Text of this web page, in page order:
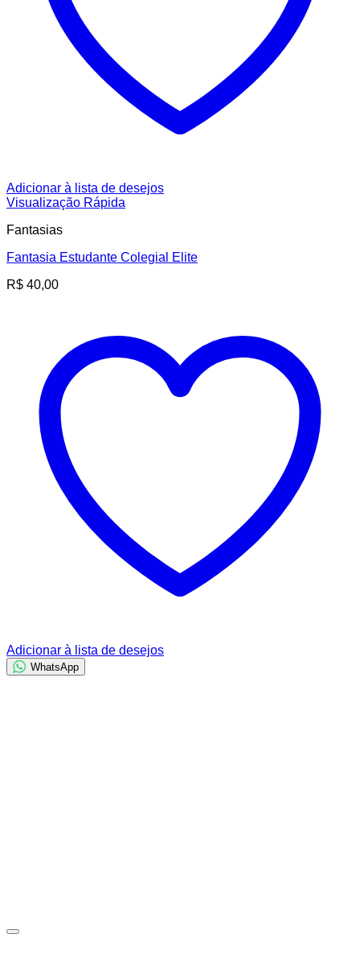
Adicionar à lista de desejos
Visualização Rápida
Fantasias
Fantasia Estudante Colegial Elite
R$ 40,00
Adicionar à lista de desejos
WhatsApp